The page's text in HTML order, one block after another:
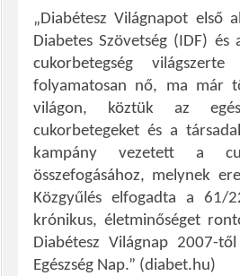
„Diabétesz Világnapot első
Diabetes Szövetség (IDF) és
cukorbetegség
folyamatosan nő, ma már
világon, köztük az
cukorbetegeket és a
kampány vezetett a
összefogásához, melynek
Közgyűlés elfogadta a 61/
krónikus, életminőséget
Diabétesz Világnap 2007-
Egészség Nap.” (diabet.hu)